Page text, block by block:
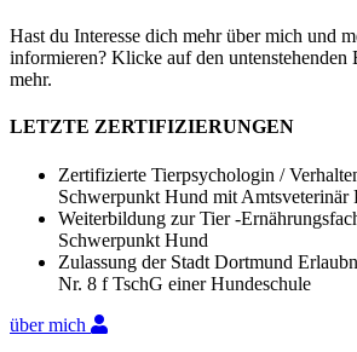
Hast du Interesse dich mehr über mich und
informieren? Klicke auf den untenstehenden
mehr.
LETZTE ZERTIFIZIERUNGEN
Zertifizierte Tierpsychologin /
Schwerpunkt Hund mit
Weiterbildung zur Tier -
Schwerpunkt Hund
Zulassung der Stadt Dortmund
Nr. 8 f TschG einer Hundeschule
über mich